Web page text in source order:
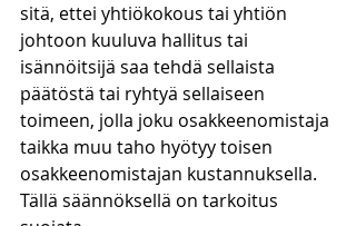
sitä, ettei yhtiökokous tai yhtiön
johtoon kuuluva hallitus tai
isännöitsijä saa tehdä sellaista
päätöstä tai ryhtyä sellaiseen
toimeen, jolla joku osakkeenomistaja
taikka muu taho hyötyy toisen
osakkeenomistajan kustannuksella.
Tällä säännöksellä on tarkoitus